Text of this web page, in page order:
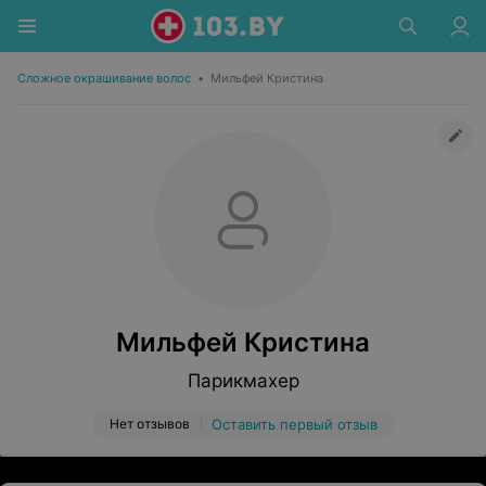
Сложное окрашивание волос • Мильфeй Кристина
Мильфeй Кристина
Парикмахер
Нет отзывов Оставить первый отзыв